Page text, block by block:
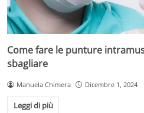
Come fare le punture
sbagliare
Manuela Chimera Dicembre 1, 2024
Leggi di più